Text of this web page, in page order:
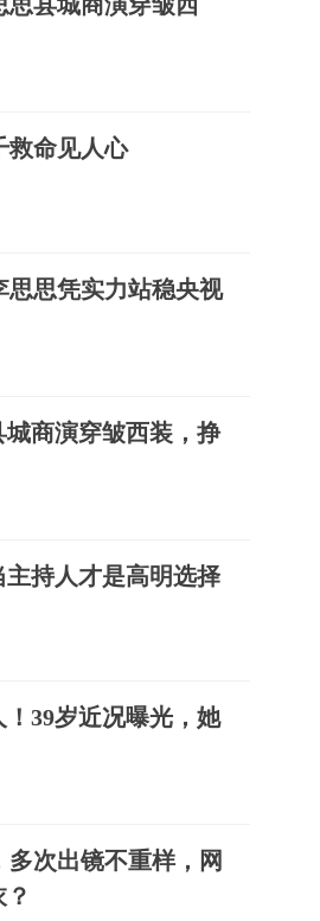
救命见人心
思思凭实力站稳央视
商演穿皱西装，挣
持人才是高明选择
39岁近况曝光，她
次出镜不重样，网